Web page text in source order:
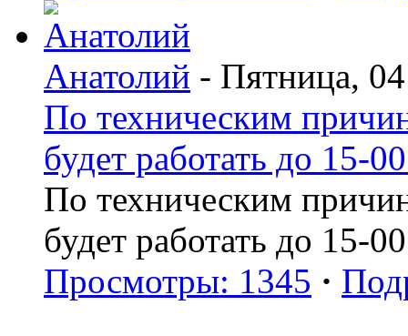
Анатолий - Пятница,
По техническим
будет работать до 15-
По техническим
будет работать до 15-00
Просмотры: 1345 ·